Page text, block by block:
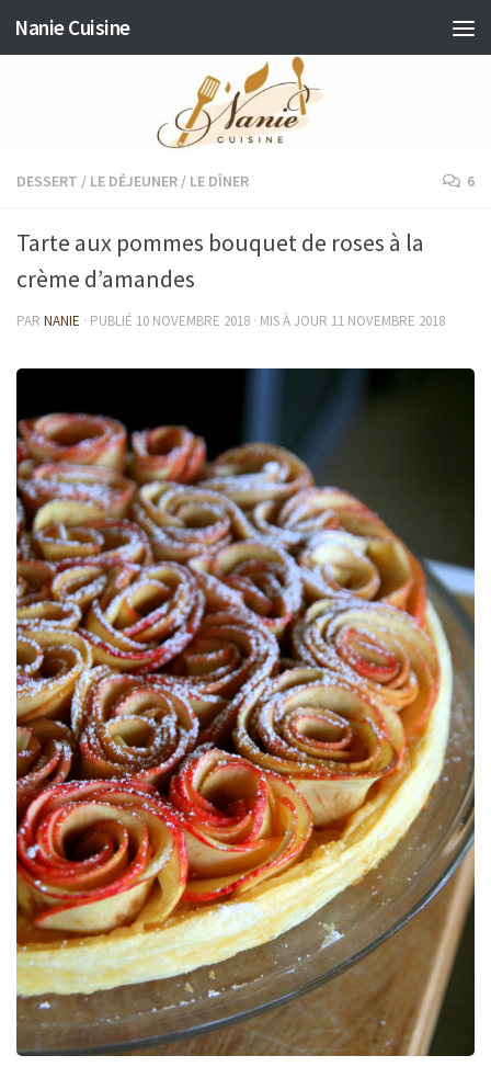
Skip to content
Nanie Cuisine
DESSERT / LE DÉJEUNER / LE DÎNER 6
Tarte aux pommes bouquet de roses à la
crème d’amandes
PAR NANIE · PUBLIÉ 10 NOVEMBRE 2018 · MIS À JOUR 11 NOVEMBRE 2018